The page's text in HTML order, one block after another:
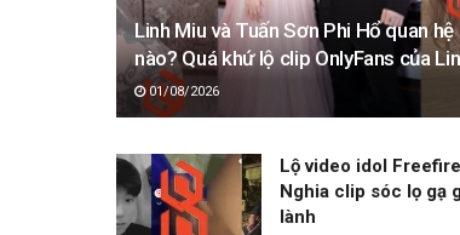
Linh Miu và Tuấn Sơn Phi Hổ quan hệ
nào? Quá khứ lộ clip OnlyFans của
01/08/2026
Lộ video idol
Nghia clip sóc lọ gạ
lành